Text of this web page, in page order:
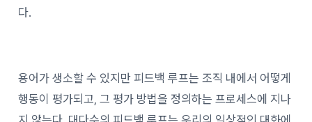
다.
용어가 생소할 수 있지만 피드백 루프는 조직 내에서 어떻게
행동이 평가되고, 그 평가 방법을 정의하는 프로세스에 지나